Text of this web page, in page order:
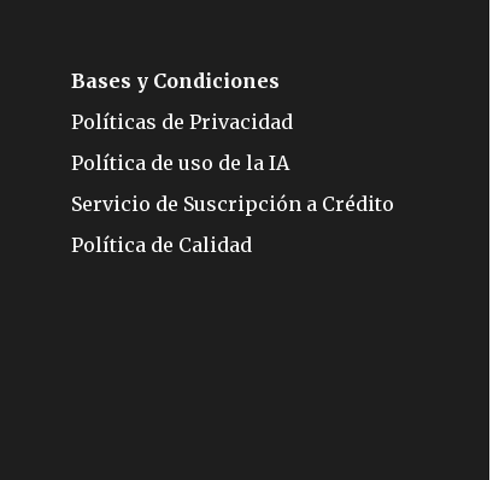
Bases y Condiciones
Políticas de Privacidad
Política de uso de la IA
Servicio de Suscripción a Crédito
Política de Calidad